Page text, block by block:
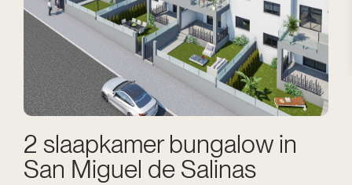
2 slaapkamer bungalow in
San Miguel de Salinas